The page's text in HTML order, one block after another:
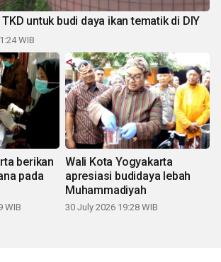
untuk budi daya ikan tematik di DIY
WIB
berikan
pada
WIB
Wali Kota Yogyakarta
apresiasi budidaya lebah
Muhammadiyah
30 July 2026 19:28 WIB